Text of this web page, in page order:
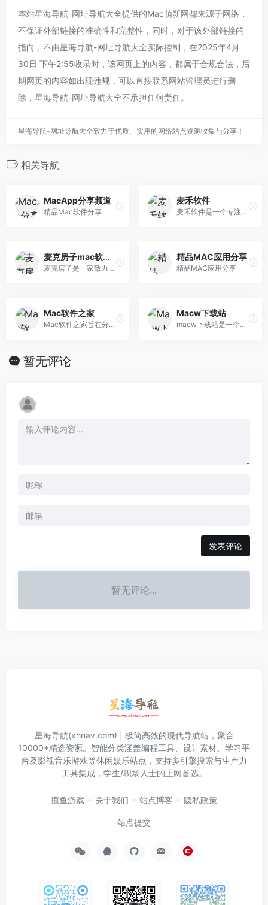
本站星海导航-网址导航大全提供的Mac萌新网都来源于网络，
不保证外部链接的准确性和完整性，同时，对于该外部链接的
指向，不由星海导航-网址导航大全实际控制，在2025年4月
30日 下午2:55收录时，该网页上的内容，都属于合规合法，后
期网页的内容如出现违规，可以直接联系网站管理员进行删
除，星海导航-网址导航大全不承担任何责任。
星海导航-网址导航大全致力于优质、实用的网络站点资源收集与分享！
相关导航
MacApp分享频道
精品Mac软件分享
麦禾软件
麦禾软件是一个专注于 Mac 产品的下载平台，主要收录开源、免费、正版 Mac 软件，且所有软件均来自官方渠道，本站同时提供丰富的技巧文档、正版购买优惠信息等。
麦克房子mac软件下载
麦克房子是一家致力于分享Mac苹果电脑软件的下载网站，提供专业的Mac装机软件、Mac游戏、Mac热门的开发和设计软件，打造精品苹果Mac免费应用下载平台。
精品MAC应用分享
精品MAC应用分享
Mac软件之家
Mac软件之家旨在分享精选Mac软件,Mac破解软件,Mac游戏和Mac壁纸下载。每一个Mac软件都经过安装测试，确保100%可以使用。
Macw下载站
macw下载站是一个提供最专业的Mac软件下载、精品插件以及各类海量素材，视频素材等资源下载的网站，这里有Mac平台上最好用的软件，有各类PS、AE插件、fcpx插件，以及各种实用的Mac资讯教程，致力于打造最优秀的macw资源下载站网站。
暂无评论
发表评论
暂无评论...
星海导航(xhnav.com) | 极简高效的现代导航站，聚合
10000+精选资源。智能分类涵盖编程工具、设计素材、学习平
台及影视音乐游戏等休闲娱乐站点，支持多引擎搜索与生产力
工具集成，学生/职场人士的上网首选。
摸鱼游戏 关于我们 站点博客 隐私政策
站点提交